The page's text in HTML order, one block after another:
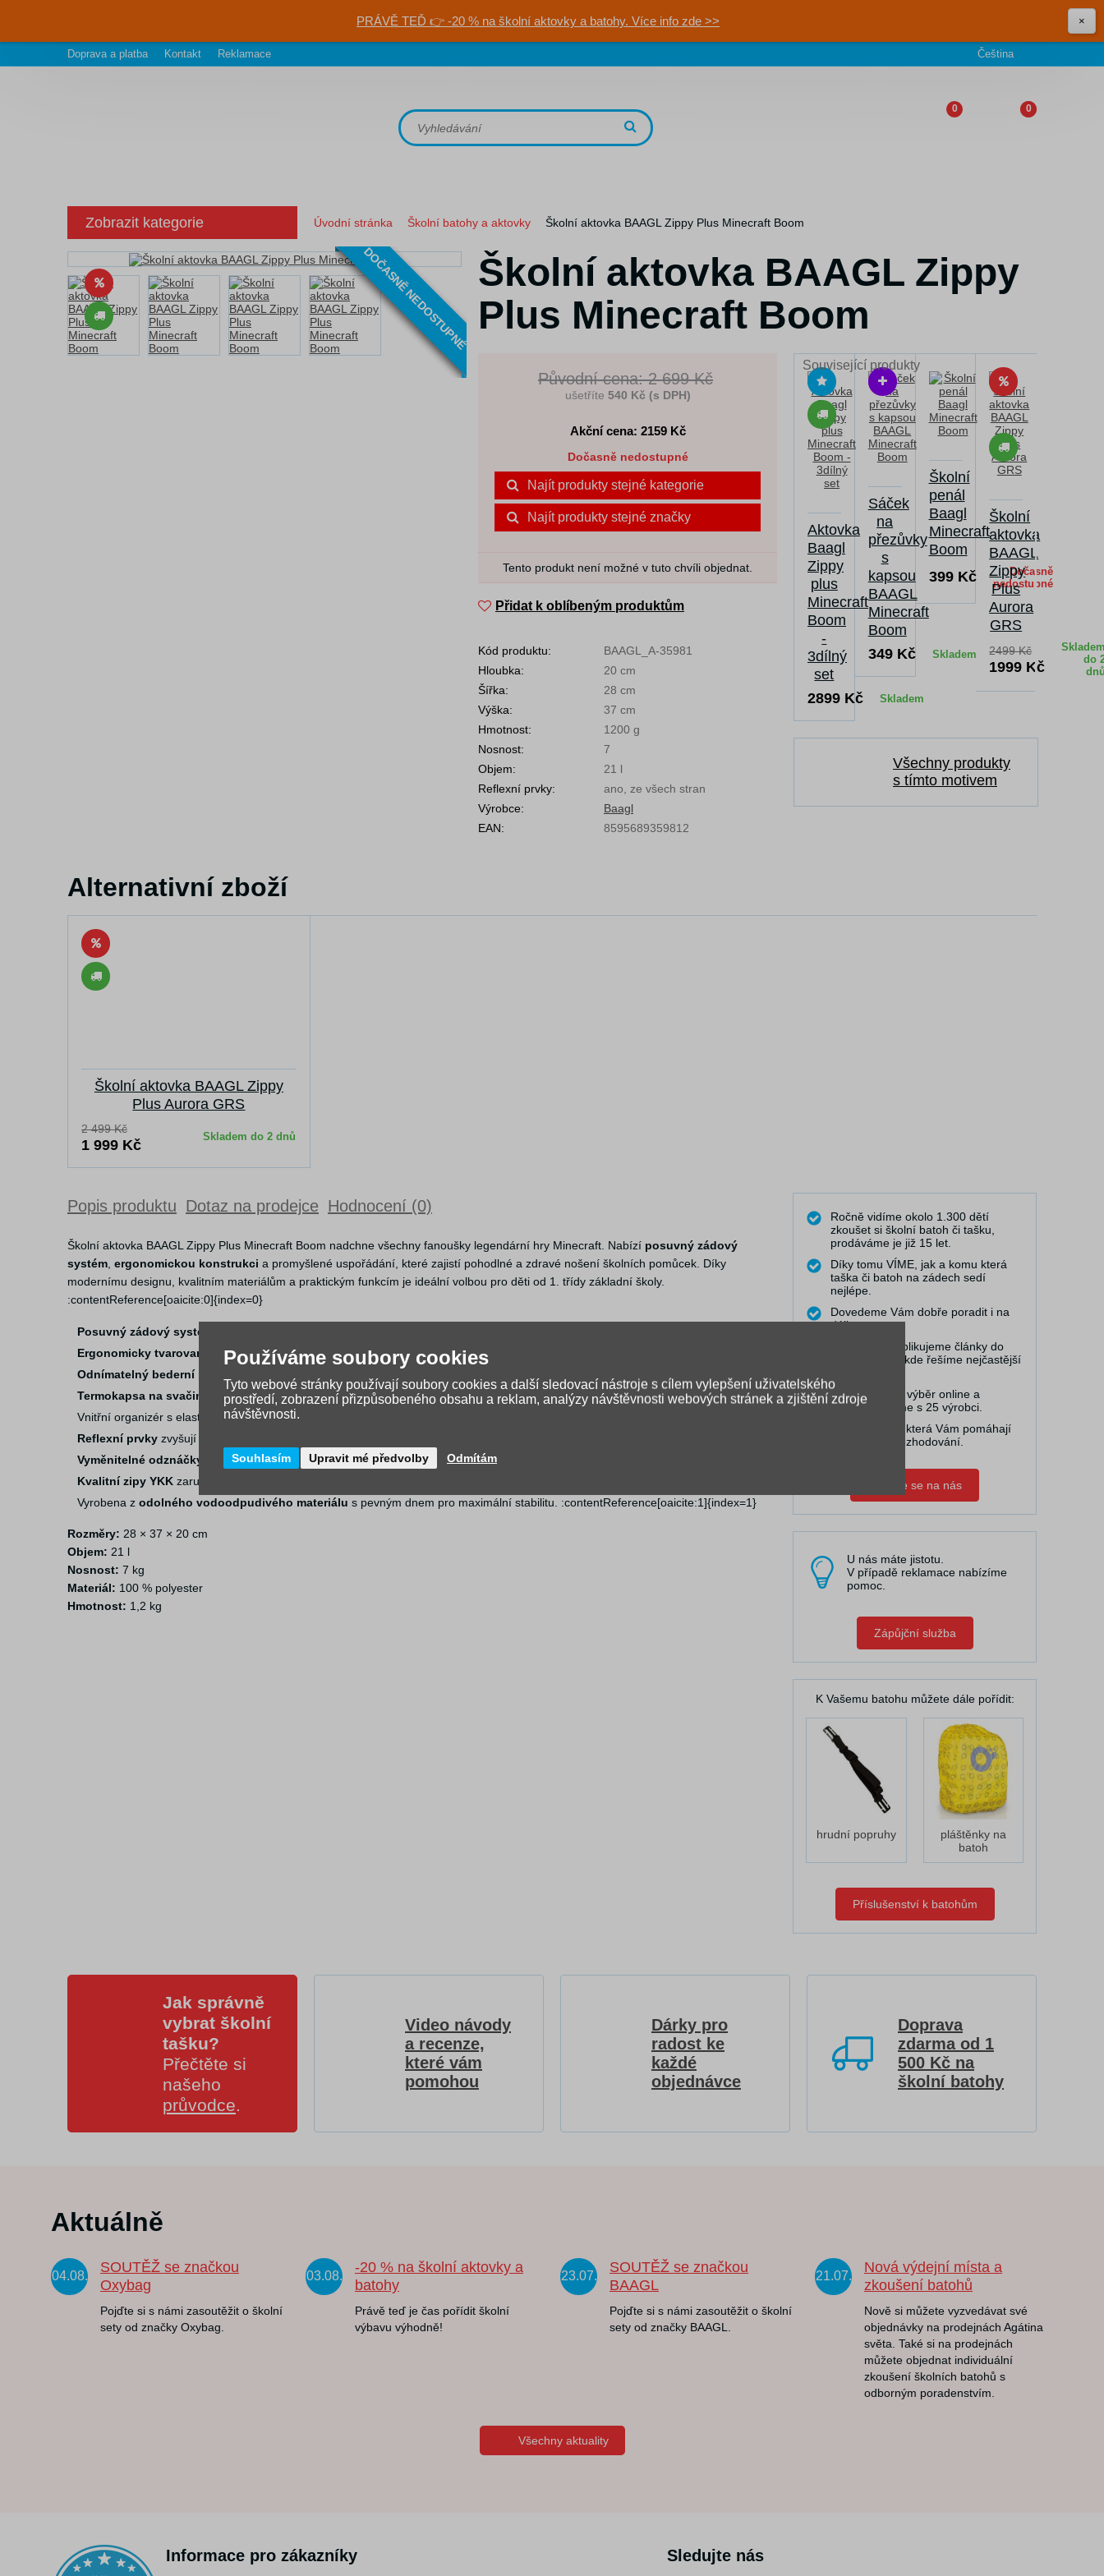
PRÁVĚ TEĎ 👉 -20 % na školní aktovky a batohy. Více info zde >> ×
Doprava a platba Kontakt Reklamace Čeština
0 0
Zobrazit kategorie Úvodní stránka Školní batohy a aktovky Školní aktovka BAAGL Zippy Plus Minecraft Boom
DOČASNĚ NEDOSTUPNÉ Školní aktovka BAAGL Zippy
Plus Minecraft Boom
Původní cena: 2 699 Kč
ušetříte 540 Kč (s DPH)
Akční cena: 2159Kč
Dočasně nedostupné
Najít produkty stejné kategorie
Najít produkty stejné značky
Tento produkt není možné v tuto chvíli objednat.
Přidat k oblíbeným produktům
Kód produktu:
BAAGL_A-35981
Hloubka:
20 cm
Šířka:
28 cm
Výška:
37 cm
Hmotnost:
1200 g
Nosnost:
7
Objem:
21 l
Reflexní prvky:
ano, ze všech stran
Výrobce:
Baagl
EAN:
8595689359812
Související produkty
Aktovka
Baagl
Zippy
plus
Minecraft
Boom
-
3dílný
set
2899 Kč
Skladem
Sáček
na
přezůvky
s
kapsou
BAAGL
Minecraft
Boom
349 Kč
Skladem
Školní
penál
Baagl
Minecraft
Boom
399 Kč
Dočasně
nedostupné
Školní
aktovka
BAAGL
Zippy
Plus
Aurora
GRS
2499 Kč
1999 Kč
do
Všechny produkty
s tímto motivem
Alternativní zboží
Školní aktovka BAAGL Zippy
Plus Aurora GRS
2 499 Kč
1 999 Kč
Skladem do 2 dnů
Popis produktu Dotaz na prodejce Hodnocení (0)
Školní aktovka BAAGL Zippy Plus Minecraft Boom nadchne všechny fanoušky legendární hry Minecraft. Nabízí posuvný zádový
systém ergonomickou konstrukci a promyšlené uspořádání, které zajistí pohodlné a zdravé nošení školních pomůcek. Díky
modernímu designu, kvalitním materiálům a praktickým funkcím je ideální volbou pro děti od 1. třídy základní školy.
:contentReference[oaicite:0]{index=0}
Posuvný zádový systém
Ergonomicky tvarovaná zádaa plně nastavitelné ramenní popruhy podporují zdravé držení těla.
Odnímatelný bederní pás
Termokapsa na svačinu
pomáhá uchovat občerstvení déle čerstvé.
Vnitřní organizér s elastickým páskem udržuje obsah blízko těžiště těla.
Reflexní prvky zvyšují bezpečnost při cestě do školy.
Vyměnitelné odznáčky BAAGLIESumožňují personalizaci vzhledu aktovky.
Kvalitní zipy YKK zaručují dlouhou životnost a spolehlivost.
Vyrobena z odolného vodoodpudivého materiálu s pevným dnem pro maximální stabilitu. :contentReference[oaicite:1]{index=1}
Rozměry: 28 × 37 × 20 cm
Objem: 21 l
Nosnost: 7 kg
Materiál: 100 % polyester
Hmotnost: 1,2 kg
Ročně vidíme okolo 1.300 dětí
zkoušet si školní batoh či tašku,
prodáváme je již 15 let.
Díky tomu VÍME, jak a komu která
taška či batoh na zádech sedí
nejlépe.
Dovedeme Vám dobře poradit i na
dálku.
Pravidelně publikujeme články do
naší poradny, kde řešíme nejčastější
Máme nejširší výběr online a
spolupracujeme s 25 výrobci.
Točíme videa, která Vám pomáhají
při výběru a rozhodování.
Obraťte se na nás
U nás máte jistotu.
V případě reklamace nabízíme
pomoc.
Zápůjční služba
K Vašemu batohu můžete dále pořídit:
hrudní popruhy
pláštěnky na
batoh
Příslušenství k batohům
Jak správně
vybrat školní
tašku?
Přečtěte si
našeho
průvodce
Video návody
a recenze,
které vám
pomohou
Dárky pro
radost ke
každé
objednávce
Doprava
zdarma od 1
500 Kč na
školní batohy
Aktuálně
04.08.
SOUTĚŽ se značkou
Oxybag
Pojďte si s námi zasoutěžit o školní
sety od značky Oxybag.
03.08.
-20 % na školní aktovky a
batohy
Právě teď je čas pořídit školní
výbavu výhodně!
23.07.
SOUTĚŽ se značkou
BAAGL
Pojďte si s námi zasoutěžit o školní
sety od značky BAAGL.
21.07.
Nová výdejní místa a
zkoušení batohů
Nově si můžete vyzvedávat své
objednávky na prodejnách Agátina
světa. Také si na prodejnách
můžete objednat individuální
zkoušení školních batohů s
odborným poradenstvím.
Všechny aktuality
Informace pro zákazníky Sledujte nás
Používáme soubory cookies
Tyto webové stránky používají soubory cookies a další sledovací nástroje s cílem vylepšení uživatelského
prostředí, zobrazení přizpůsobeného obsahu a reklam, analýzy návštěvnosti webových stránek a zjištění zdroje
návštěvnosti.
Souhlasím Upravit mé předvolby Odmítám